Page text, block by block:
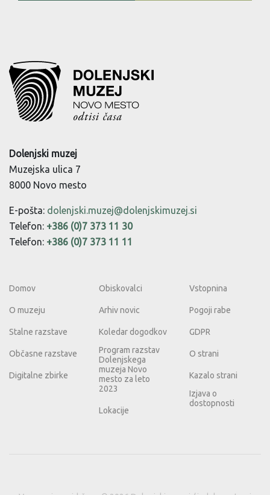
Dolenjski muzej
Muzejska ulica 7
8000 Novo mesto
E-pošta: dolenjski.muzej@dolenjskimuzej.si
Telefon: +386 (0)7 373 11 30
Telefon: +386 (0)7 373 11 11
Domov
O muzeju
Stalne razstave
Občasne razstave
Digitalne zbirke
Obiskovalci
Arhiv novic
Koledar dogodkov
Program razstav
Dolenjskega
muzeja Novo
mesto za leto
2023
Lokacije
Vstopnina
Pogoji rabe
GDPR
O strani
Kazalo strani
Izjava o
dostopnosti